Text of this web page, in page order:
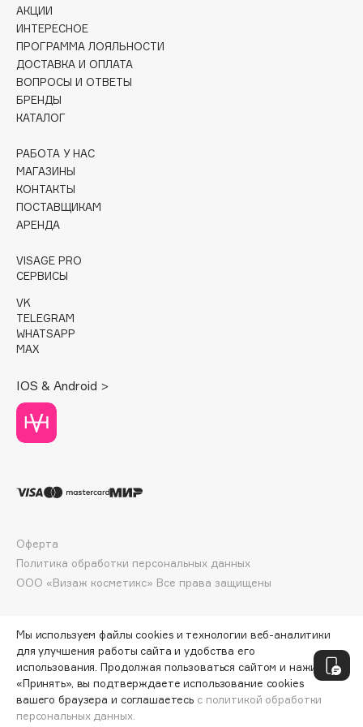
Collagenina
Consly
CosRX
Cottolina
Crescina
Curaprox
D
d'Alba
DARLING*
Darphin
Davines
Dior
Divage
Dolomit
Dr. Vranjes Firenze
Dr.Althea
DSD de Luxe
Dyson
СООБЩИТЬ О ПОСТУПЛЕНИИ
АКЦИИ
ИНТЕРЕСНОЕ
ПРОГРАММА ЛОЯЛЬНОСТИ
ДОСТАВКА И ОПЛАТА
ВОПРОСЫ И ОТВЕТЫ
БРЕНДЫ
КАТАЛОГ
РАБОТА У НАС
МАГАЗИНЫ
КОНТАКТЫ
ПОСТАВЩИКАМ
АРЕНДА
VISAGE PRO
СЕРВИСЫ
VK
TELEGRAM
WHATSAPP
MAX
IOS & Android >
ООО «Визаж косметикс» Все права защищены
Оферта
Политика обработки персональных данных
Мы используем файлы cookies и технологии веб-аналитики
для улучшения работы сайта и удобства его
использования. Продолжая пользоваться сайтом и нажимая
«Принять», вы подтверждаете использование cookies
вашего браузера и соглашаетесь с политикой обработки
персональных данных.